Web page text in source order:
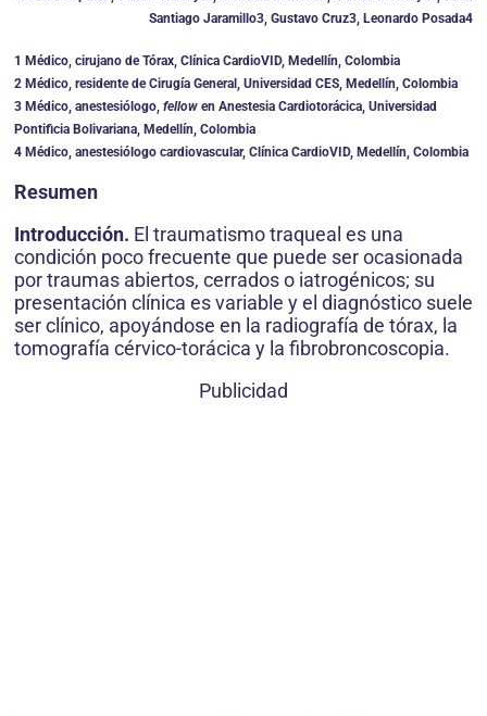
Santiago Jaramillo3, Gustavo Cruz3, Leonardo Posada4
1 Médico, cirujano de Tórax, Clínica CardioVID, Medellín, Colombia
2 Médico, residente de Cirugía General, Universidad CES, Medellín, Colombia
3 Médico, anestesiólogo, fellow en Anestesia Cardiotorácica, Universidad
Pontificia Bolivariana, Medellín, Colombia
4 Médico, anestesiólogo cardiovascular, Clínica CardioVID, Medellín, Colombia
Resumen
Introducción. El traumatismo traqueal es una
condición poco frecuente que puede ser ocasionada
por traumas abiertos, cerrados o iatrogénicos; su
presentación clínica es variable y el diagnóstico suele
ser clínico, apoyándose en la radiografía de tórax, la
tomografía cérvico-torácica y la fibrobroncoscopia.
Publicidad